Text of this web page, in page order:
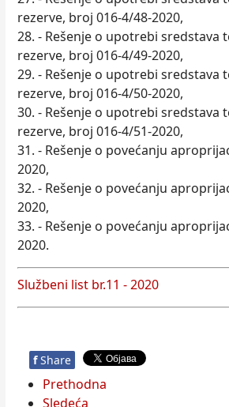
rezerve, broj 016-4/48-2020,
28. - Rešenje o upotrebi sredstava
rezerve, broj 016-4/49-2020,
29. - Rešenje o upotrebi sredstava
rezerve, broj 016-4/50-2020,
30. - Rešenje o upotrebi sredstava
rezerve, broj 016-4/51-2020,
31. - Rešenje o povećanju
2020,
32. - Rešenje o povećanju
2020,
33. - Rešenje o povećanju
2020.
Službeni list br.11 - 2020
f Share
Prethodna
Sledeća